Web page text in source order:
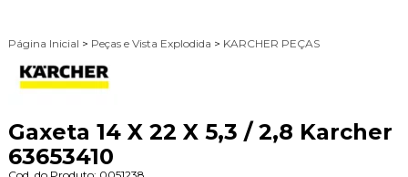
Página Inicial > Peças e Vista Explodida > KARCHER PEÇAS
Gaxeta 14 X 22 X 5,3 / 2,8 Karcher
63653410